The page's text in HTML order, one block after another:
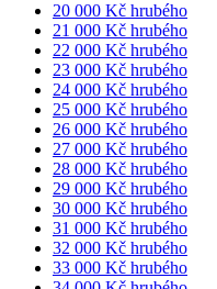
20 000 Kč hrubého
21 000 Kč hrubého
22 000 Kč hrubého
23 000 Kč hrubého
24 000 Kč hrubého
25 000 Kč hrubého
26 000 Kč hrubého
27 000 Kč hrubého
28 000 Kč hrubého
29 000 Kč hrubého
30 000 Kč hrubého
31 000 Kč hrubého
32 000 Kč hrubého
33 000 Kč hrubého